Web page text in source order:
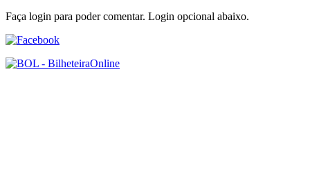
Faça login para poder comentar. Login opcional abaixo.